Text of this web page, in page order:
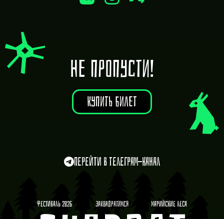
КУПИТЬ БИЛЕТ
НЕ ПРОПУСТИ!
Перейти в Телеграм-канал
Марийские леса
Фестиваль 2026 ЗАКВАДРАТИМСЯ